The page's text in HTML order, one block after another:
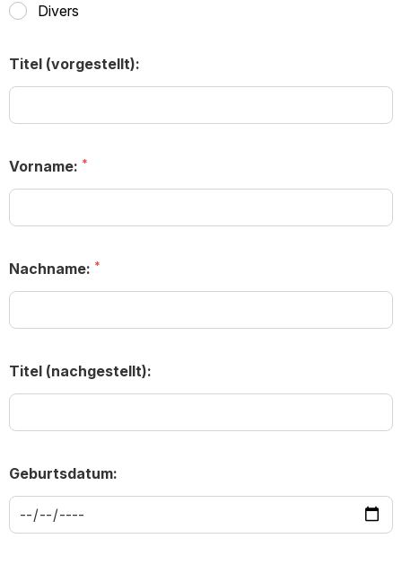
Divers
Titel (vorgestellt):
Vorname:
Nachname:
Titel (nachgestellt):
Geburtsdatum: